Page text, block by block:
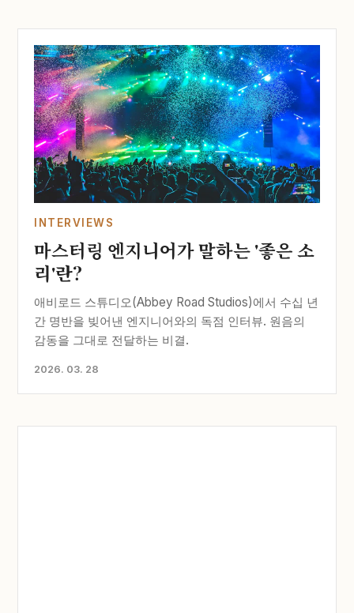
INTERVIEWS
마스터링 엔지니어가 말하는 '좋은 소
리'란?
애비로드 스튜디오(Abbey Road Studios)에서 수십 년
간 명반을 빚어낸 엔지니어와의 독점 인터뷰. 원음의
감동을 그대로 전달하는 비결.
2026. 03. 28